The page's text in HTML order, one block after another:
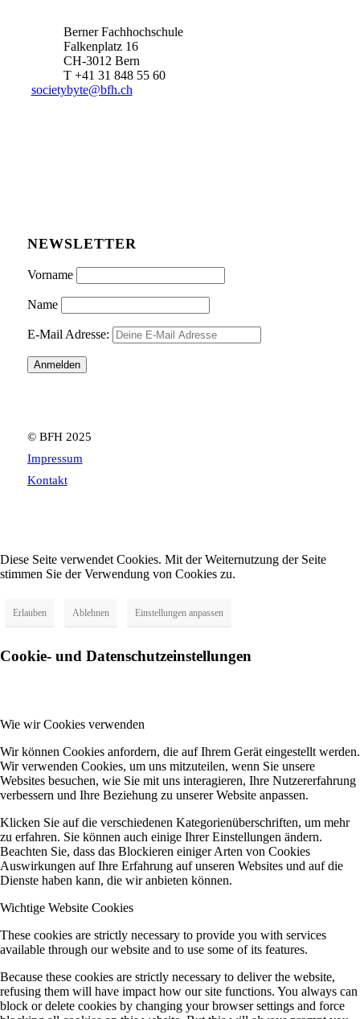
Berner Fachhochschule
Falkenplatz 16
CH-3012 Bern
T +41 31 848 55 60
societybyte@bfh.ch
NEWSLETTER
Vorname
Name
E-Mail Adresse:
© BFH 2025
Impressum
Kontakt
Diese Seite verwendet Cookies. Mit der Weiternutzung der Seite
stimmen Sie der Verwendung von Cookies zu.
Erlauben Ablehnen Einstellungen anpassen
Cookie- und Datenschutzeinstellungen
Wie wir Cookies verwenden
Wir können Cookies anfordern, die auf Ihrem Gerät eingestellt werden.
Wir verwenden Cookies, um uns mitzuteilen, wenn Sie unsere
Websites besuchen, wie Sie mit uns interagieren, Ihre Nutzererfahrung
verbessern und Ihre Beziehung zu unserer Website anpassen.
Klicken Sie auf die verschiedenen Kategorienüberschriften, um mehr
zu erfahren. Sie können auch einige Ihrer Einstellungen ändern.
Beachten Sie, dass das Blockieren einiger Arten von Cookies
Auswirkungen auf Ihre Erfahrung auf unseren Websites und auf die
Dienste haben kann, die wir anbieten können.
Wichtige Website Cookies
These cookies are strictly necessary to provide you with services
available through our website and to use some of its features.
Because these cookies are strictly necessary to deliver the website,
refusing them will have impact how our site functions. You always can
block or delete cookies by changing your browser settings and force